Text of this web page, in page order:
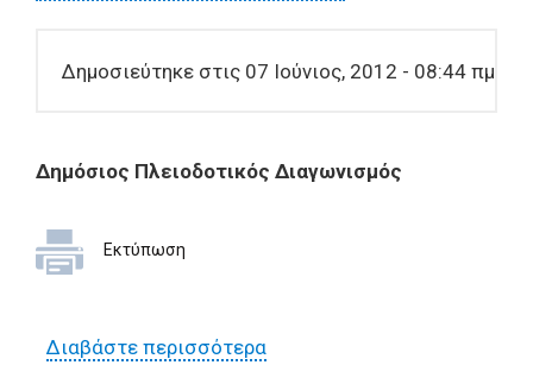
Δημοσιεύτηκε στις 07 Ιούνιος, 2012 - 08:44 πμ
Δημόσιος Πλειοδοτικός Διαγωνισμός
Εκτύπωση
Διαβάστε περισσότεραγια Δημόσιος Πλειοδοτικός